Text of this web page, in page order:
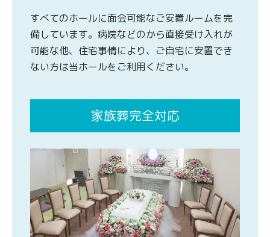
すべてのホールに面会可能なご安置ルームを完
備しています。病院などのから直接受け入れが
可能な他、住宅事情により、ご自宅に安置でき
ない方は当ホールをご利用ください。
家族葬完全対応